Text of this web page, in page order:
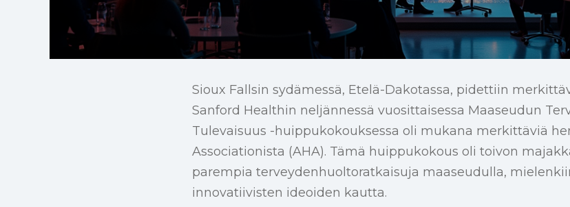
Sioux Fallsin sydämessä, Etelä-Dakotassa, pidettiin
Sanford Healthin neljännessä vuosittaisessa Maaseudun
Tulevaisuus -huippukokouksessa oli mukana merkittäviä
Associationista (AHA). Tämä huippukokous oli toivon
parempia terveydenhuoltoratkaisuja maaseudulla,
innovatiivisten ideoiden kautta.